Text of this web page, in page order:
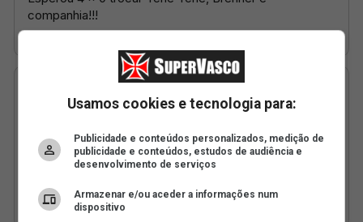
Usamos cookies e tecnologia para:
Publicidade e conteúdos personalizados, medição de
publicidade e conteúdos, estudos de audiência e
desenvolvimento de serviços
Armazenar e/ou aceder a informações num
dispositivo